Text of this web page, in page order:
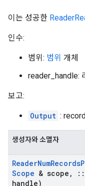
이는 성공한
인수:
범위: 범위 개체
reader_handle:
보고:
Output :
생성자와 소멸자
ReaderNumRecords
Scope & scope , ::
handle)